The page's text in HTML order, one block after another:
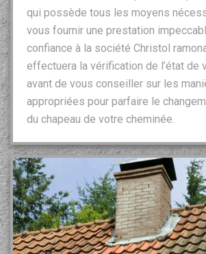
qui possède tous les moyens
vous fournir une prestation
confiance à la société Christol
effectuera la vérification de l’état de
avant de vous conseiller sur les
appropriées pour parfaire le
du chapeau de votre cheminée.